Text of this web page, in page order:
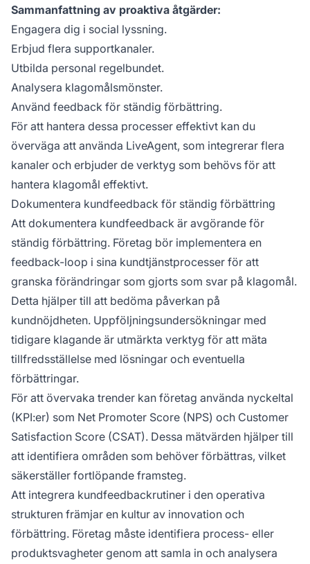
Sammanfattning av proaktiva åtgärder:
Engagera dig i social lyssning.
Erbjud flera supportkanaler.
Utbilda personal regelbundet.
Analysera klagomålsmönster.
Använd feedback för ständig förbättring.
För att hantera dessa processer effektivt kan du
överväga att använda LiveAgent, som integrerar flera
kanaler och erbjuder de verktyg som behövs för att
hantera klagomål effektivt.
Dokumentera kundfeedback för ständig förbättring
Att dokumentera kundfeedback är avgörande för
ständig förbättring. Företag bör implementera en
feedback-loop i sina kundtjänstprocesser för att
granska förändringar som gjorts som svar på klagomål.
Detta hjälper till att bedöma påverkan på
kundnöjdheten. Uppföljningsundersökningar med
tidigare klagande är utmärkta verktyg för att mäta
tillfredsställelse med lösningar och eventuella
förbättringar.
För att övervaka trender kan företag använda nyckeltal
(KPI:er) som Net Promoter Score (NPS) och Customer
Satisfaction Score (CSAT). Dessa mätvärden hjälper till
att identifiera områden som behöver förbättras, vilket
säkerställer fortlöpande framsteg.
Att integrera kundfeedbackrutiner i den operativa
strukturen främjar en kultur av innovation och
förbättring. Företag måste identifiera process- eller
produktsvagheter genom att samla in och analysera